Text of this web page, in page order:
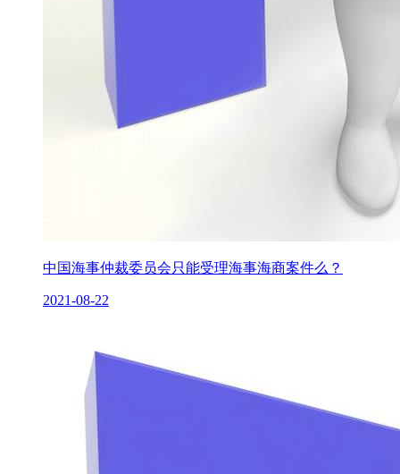
中国海事仲裁委员会只能受理海事海商案件么？
2021-08-22